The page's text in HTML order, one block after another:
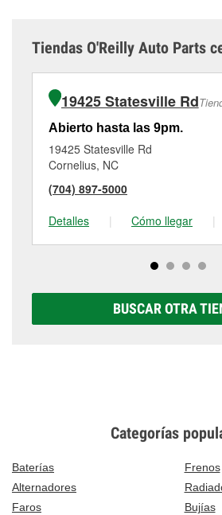
Tiendas O'Reilly Auto Parts
19425 Statesville Rd
Abierto hasta las 9pm.
19425 Statesville Rd
Cornelius, NC
(704) 897-5000
Detalles
| Cómo llegar |
BUSCAR OTRA
Categorías
Baterías
Frenos
Alternadores
Faros
Bujías